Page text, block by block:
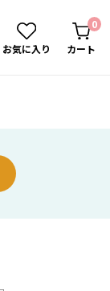
お気に入り カート
0